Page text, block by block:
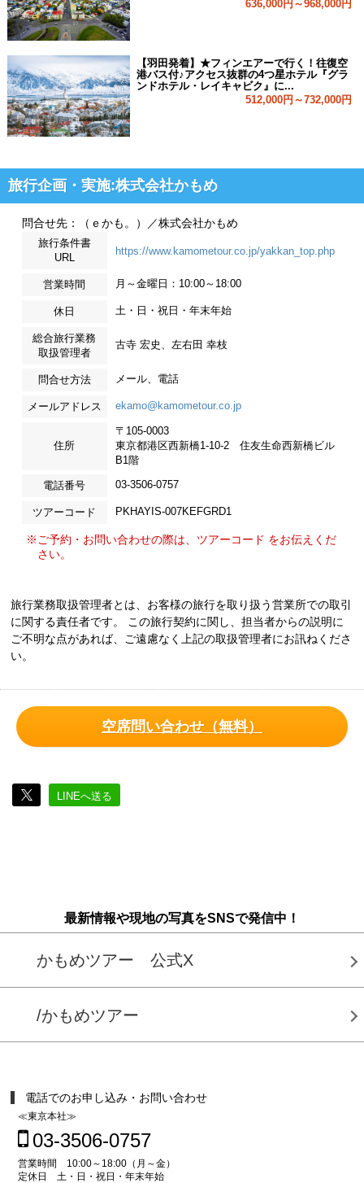
636,000円～968,000円
【羽田発着】★フィンエアーで行く！往復空
港バス付♪アクセス抜群の4つ星ホテル『グラ
ンドホテル・レイキャビク』に...
512,000円～732,000円
旅行企画・実施:株式会社かもめ
問合せ先：（ｅかも。）／株式会社かもめ
旅行条件書
URL
https://www.kamometour.co.jp/yakkan_top.php
営業時間 月～金曜日：10:00～18:00
休日 土・日・祝日・年末年始
総合旅行業務
取扱管理者
古寺 宏史、左右田 幸枝
問合せ方法 メール、電話
メールアドレス ekamo@kamometour.co.jp
住所
〒105-0003
東京都港区西新橋1-10-2 住友生命西新橋ビル
B1階
電話番号 03-3506-0757
ツアーコード PKHAYIS-007KEFGRD1
※ご予約・お問い合わせの際は、ツアーコード をお伝えくだ
さい。
旅行業務取扱管理者とは、お客様の旅行を取り扱う営業所での取引
に関する責任者です。 この旅行契約に関し、担当者からの説明に
ご不明な点があれば、ご遠慮なく上記の取扱管理者にお訊ねくださ
い。
空席問い合わせ（無料）
LINEへ送る
最新情報や現地の写真をSNSで発信中！
かもめツアー 公式X
/かもめツアー
電話でのお申し込み・お問い合わせ
≪東京本社≫
03-3506-0757
営業時間 10:00～18:00（月～金）
定休日 土・日・祝日・年末年始